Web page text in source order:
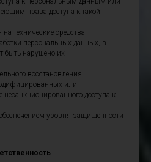
права доступа к такой
технические средства
персональных данных, в
быть нарушено их
восстановления
или
доступа к
уровня защищенности